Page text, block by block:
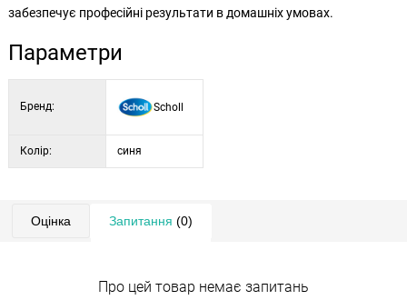
забезпечує професійні результати в домашніх умовах.
Параметри
Бренд: Scholl
Колір: синя
Оцінка Запитання (0)
Про цей товар немає запитань